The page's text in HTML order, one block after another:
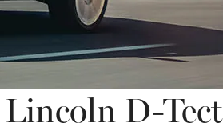
Lincoln D-Tect